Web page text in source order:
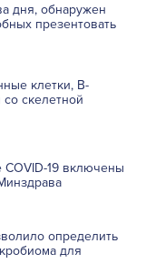
дня, обнаружен
презентовать
клетки, В-
скелетной
19 включены
определить
для